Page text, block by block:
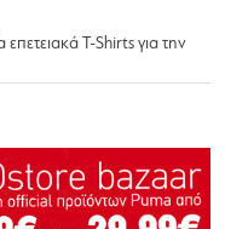
επετειακά T-Shirts για την